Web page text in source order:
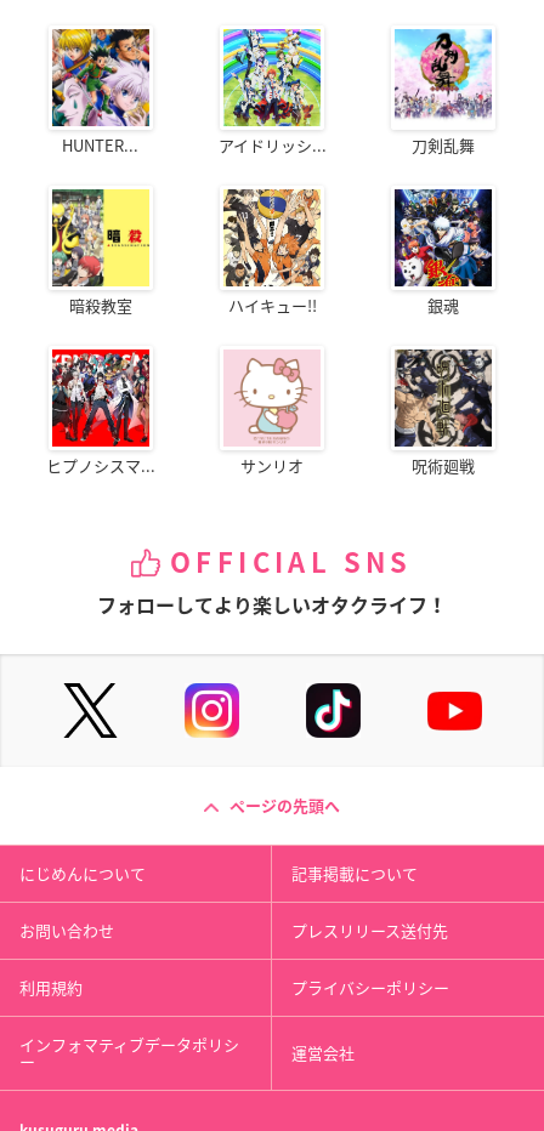
HUNTER... アイドリッシ... 刀剣乱舞
暗殺教室 ハイキュー!! 銀魂
ヒプノシスマ... サンリオ 呪術廻戦
OFFICIAL SNS
フォローしてより楽しいオタクライフ！
ページの先頭へ
にじめんについて 記事掲載について
お問い合わせ プレスリリース送付先
利用規約 プライバシーポリシー
インフォマティブデータポリシ
ー 運営会社